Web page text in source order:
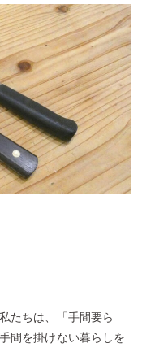
たちは、「手間要ら
間を掛けない暮らしを